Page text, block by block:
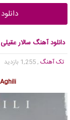
دانلود آهنگ سالار
تک آهنگ , 1,255 بازدید